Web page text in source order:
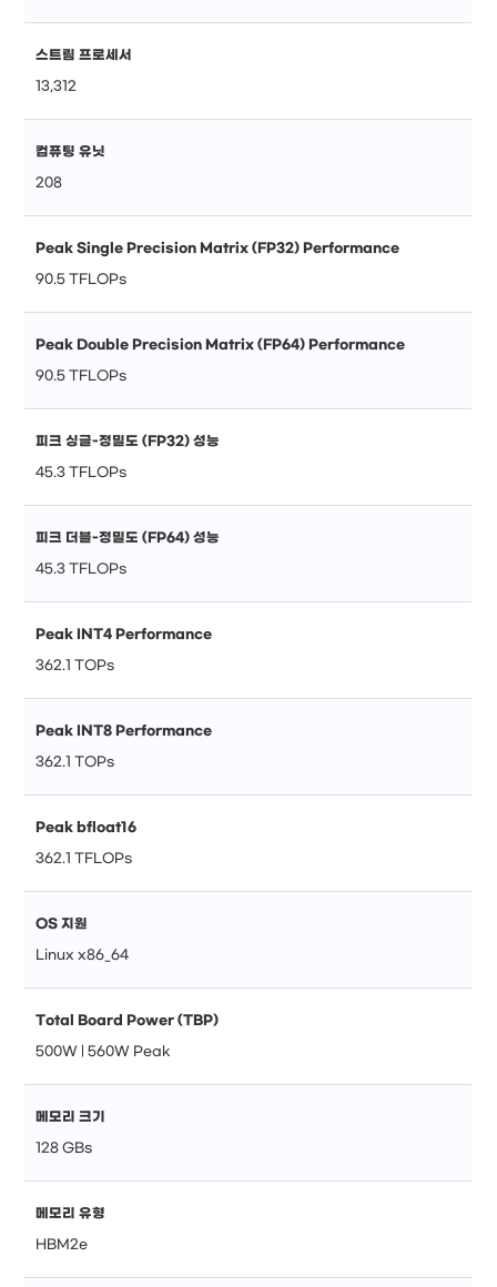
스트림 프로세서
13,312
컴퓨팅 유닛
208
Peak Single Precision Matrix (FP32) Performance
90.5 TFLOPs
Peak Double Precision Matrix (FP64) Performance
90.5 TFLOPs
피크 싱글-정밀도 (FP32) 성능
45.3 TFLOPs
피크 더블-정밀도 (FP64) 성능
45.3 TFLOPs
Peak INT4 Performance
362.1 TOPs
Peak INT8 Performance
362.1 TOPs
Peak bfloat16
362.1 TFLOPs
OS 지원
Linux x86_64
Total Board Power (TBP)
500W | 560W Peak
메모리 크기
128 GBs
메모리 유형
HBM2e